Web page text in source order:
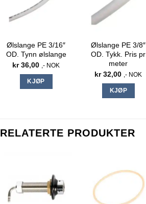
Ølslange PE 3/16″
OD. Tynn ølslange
kr36,00 ,- NOK
KJØP
Ølslange PE 3/8″
OD. Tykk. Pris pr
meter
kr32,00 ,- NOK
KJØP
RELATERTE PRODUKTER